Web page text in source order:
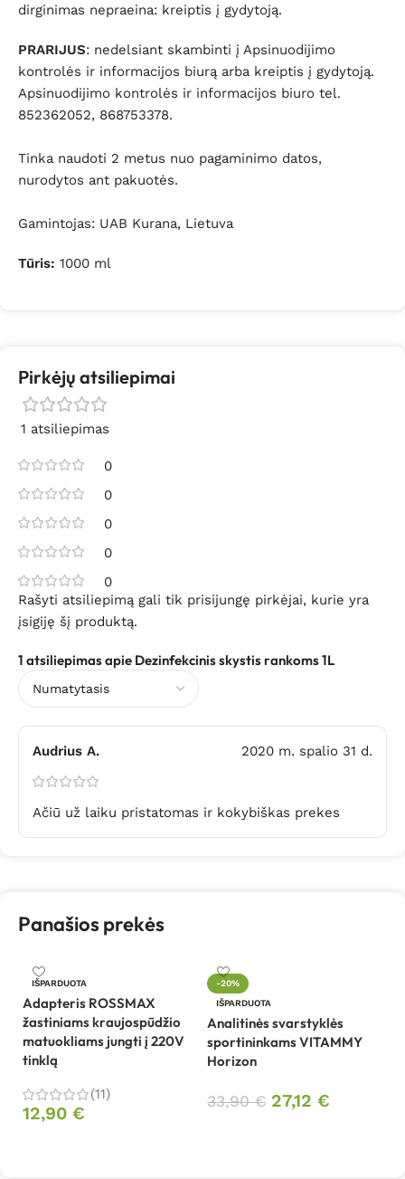
dirginimas nepraeina: kreiptis į gydytoją.
PRARIJUS: nedelsiant skambinti į Apsinuodijimo
kontrolės ir informacijos biurą arba kreiptis į gydytoją.
Apsinuodijimo kontrolės ir informacijos biuro tel.
852362052, 868753378.
Tinka naudoti 2 metus nuo pagaminimo datos,
nurodytos ant pakuotės.
Gamintojas: UAB Kurana, Lietuva
Tūris: 1000 ml
Pirkėjų atsiliepimai
1 atsiliepimas
0
0
0
0
0
1 atsiliepimas apie Dezinfekcinis skystis rankoms 1L
Audrius A. 2020 m. spalio 31 d.
Ačiū už laiku pristatomas ir kokybiškas prekes
Rašyti atsiliepimą gali tik prisijungę pirkėjai, kurie yra
įsigiję šį produktą.
Panašios prekės
IŠPARDUOTA
Adapteris ROSSMAX
žastiniams kraujospūdžio
matuokliams jungti į 220V
tinklą
(11)
12,90 €
-20%
IŠPARDUOTA
Analitinės svarstyklės
sportininkams VITAMMY
Horizon
33,90€ 27,12 €